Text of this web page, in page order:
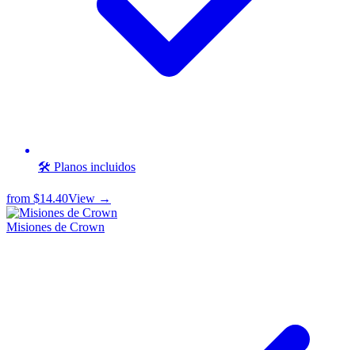
🛠️ Planos incluidos
from $14.40View →
Misiones de Crown